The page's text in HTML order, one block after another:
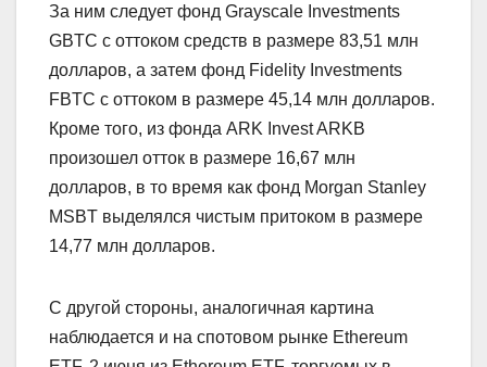
За ним следует фонд Grayscale Investments
GBTC с оттоком средств в размере 83,51 млн
долларов, а затем фонд Fidelity Investments
FBTC с оттоком в размере 45,14 млн долларов.
Кроме того, из фонда ARK Invest ARKB
произошел отток в размере 16,67 млн
долларов, в то время как фонд Morgan Stanley
MSBT выделялся чистым притоком в размере
14,77 млн долларов.
С другой стороны, аналогичная картина
наблюдается и на спотовом рынке Ethereum